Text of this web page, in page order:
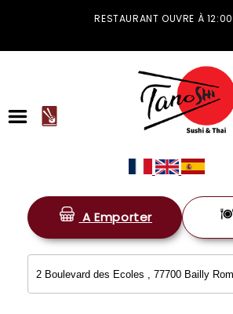
RESTAURANT OUVRE À 12:00
ACCUEIL
LA CARTE
A Emporter